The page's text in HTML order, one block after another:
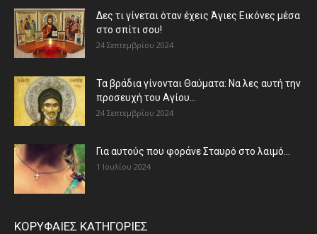
Δες τι γίνεται όταν έχεις Άγιες Εικόνες μέσα
στο σπίτι σου!
24 Σεπτεμβρίου 2024
Τα βράδια γίνονται Θαύματα: Να λες αυτή την
προσευχή του Αγίου...
24 Σεπτεμβρίου 2024
Για αυτούς που φοράνε Σταυρό στο λαιμό…
1 Ιουλίου 2024
ΚΟΡΥΦΑΙΕΣ ΚΑΤΗΓΟΡΙΕΣ